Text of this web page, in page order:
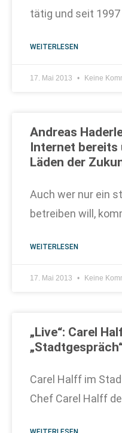
tätig und seit 1997
WEITERLESEN
17. Mai 2013 Keine
Andreas
Internet bereits
Läden der
Auch wer nur ein
betreiben will,
WEITERLESEN
17. Mai 2013 Keine
„Live“: Carel
Carel Halff im
Chef Carel Halff